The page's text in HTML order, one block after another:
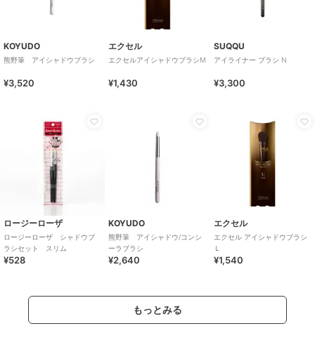
KOYUDO
熊野筆 アイシャドウブラシ
¥3,520
エクセル
エクセルアイシャドウブラシM
¥1,430
SUQQU
アイライナー ブラシ N
¥3,300
ロージーローザ
ロージーローザ シャドウブ
ラシセット スリム
¥528
KOYUDO
熊野筆 アイシャドウ/コンシ
ーラブラシ
¥2,640
エクセル
エクセル アイシャドウブラシ
Ｌ
¥1,540
もっとみる